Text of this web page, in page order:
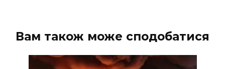
Вам також може сподобатися